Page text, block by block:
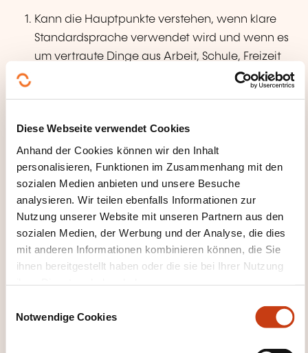
Diese Webseite verwendet Cookies
Anhand der Cookies können wir den Inhalt
personalisieren, Funktionen im Zusammenhang mit den
sozialen Medien anbieten und unsere Besuche
analysieren. Wir teilen ebenfalls Informationen zur
Nutzung unserer Website mit unseren Partnern aus den
sozialen Medien, der Werbung und der Analyse, die dies
mit anderen Informationen kombinieren können, die Sie
ihnen bereitgestellt haben oder die sie bei Ihrer Nutzung
Notwendige Cookies
Kann die Hauptpunkte verstehen, wenn klare
Standardsprache verwendet wird und wenn es
um vertraute Dinge aus Arbeit, Schule, Freizeit
Kann die meisten Situationen bewältigen,
begegnet. Kann sich einfach und
zusammenhängend über vertraute
Themen und persönliche Interessengebiete
berichten, Träume, Hoffnungen und Ziele
beschreiben
und zu Plänen und Ansichten kurze
Begründungen oder Erklärungen geben.